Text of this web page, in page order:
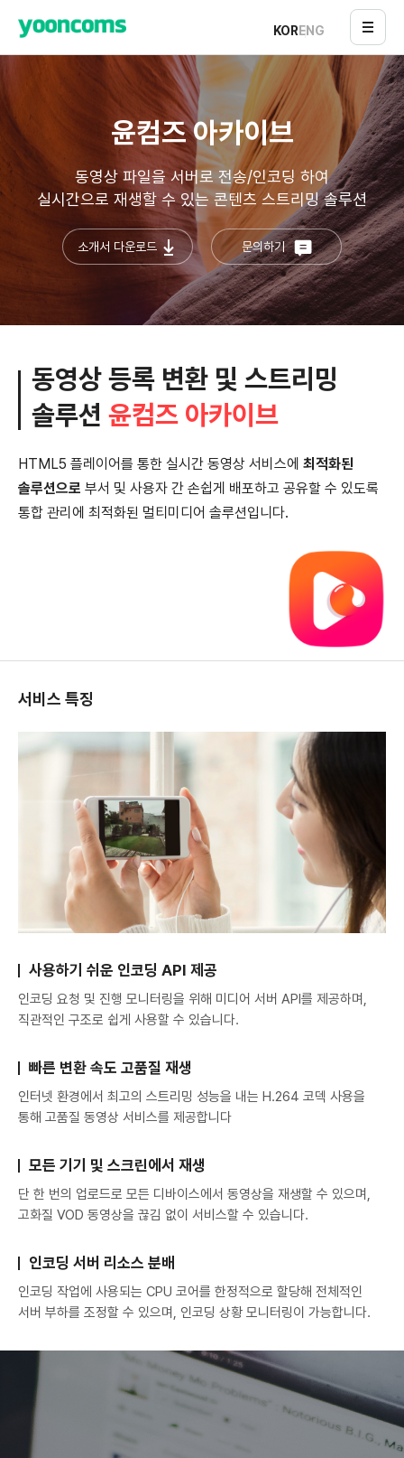
KORENG
윤컴즈 아카이브
동영상 파일을 서버로 전송/인코딩 하여
실시간으로 재생할 수 있는 콘텐츠 스트리밍 솔루션
소개서 다운로드 문의하기
동영상 등록 변환 및 스트리밍
솔루션 윤컴즈 아카이브
HTML5 플레이어를 통한 실시간 동영상 서비스에 최적화된
솔루션으로 부서 및 사용자 간 손쉽게 배포하고 공유할 수 있도록
통합 관리에 최적화된 멀티미디어 솔루션입니다.
서비스 특징
사용하기 쉬운 인코딩 API 제공
인코딩 요청 및 진행 모니터링을 위해 미디어 서버 API를 제공하며,
직관적인 구조로 쉽게 사용할 수 있습니다.
빠른 변환 속도 고품질 재생
인터넷 환경에서 최고의 스트리밍 성능을 내는 H.264 코덱 사용을
통해 고품질 동영상 서비스를 제공합니다
모든 기기 및 스크린에서 재생
단 한 번의 업로드로 모든 디바이스에서 동영상을 재생할 수 있으며,
고화질 VOD 동영상을 끊김 없이 서비스할 수 있습니다.
인코딩 서버 리소스 분배
인코딩 작업에 사용되는 CPU 코어를 한정적으로 할당해 전체적인
서버 부하를 조정할 수 있으며, 인코딩 상황 모니터링이 가능합니다.